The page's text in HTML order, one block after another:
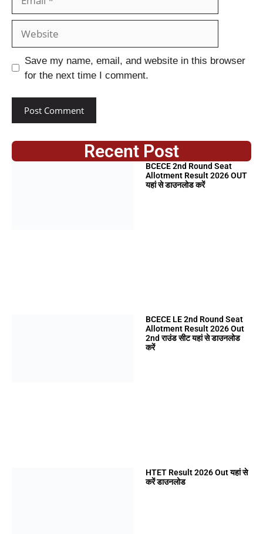
Save my name, email, and website in this browser
for the next time I comment.
Recent Post
BCECE 2nd Round Seat
Allotment Result 2026 OUT
यहां से डाउनलोड करें
BCECE LE 2nd Round Seat
Allotment Result 2026 Out
2nd राउंड सीट यहां से डाउनलोड
करें
HTET Result 2026 Out यहां से
करें डाउनलोड